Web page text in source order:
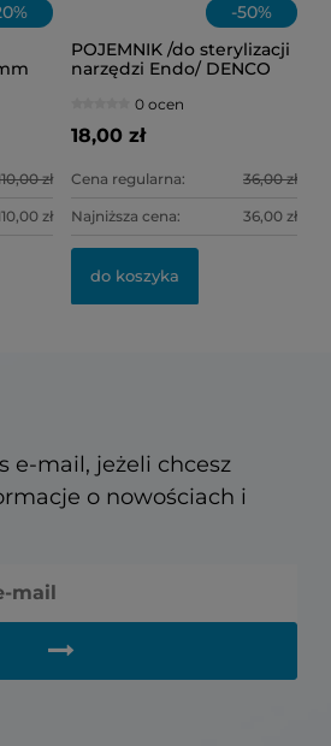
%
zł
zł
-50%
POJEMNIK /do sterylizacji
narzędzi Endo/ DENCO
0 ocen
18,00 zł
Cena regularna: 36,00 zł
Najniższa cena: 36,00 zł
do koszyka
e-mail, jeżeli chcesz
o nowościach i